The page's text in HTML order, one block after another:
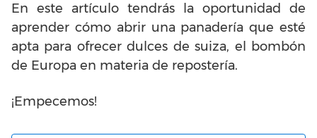
En este artículo tendrás la oportunidad de
aprender cómo abrir una panadería que esté
apta para ofrecer dulces de suiza, el bombón
de Europa en materia de repostería.
¡Empecemos!